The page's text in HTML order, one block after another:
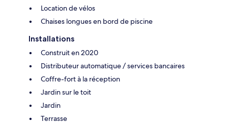
Location de vélos
Chaises longues en bord de piscine
Installations
Construit en 2020
Distributeur automatique / services bancaires
Coffre-fort à la réception
Jardin sur le toit
Jardin
Terrasse